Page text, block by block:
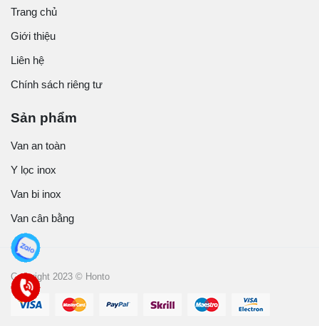
Trang chủ
Giới thiệu
Liên hệ
Chính sách riêng tư
Sản phẩm
Van an toàn
Y lọc inox
Van bi inox
Van cân bằng
Copyright 2023 © Honto